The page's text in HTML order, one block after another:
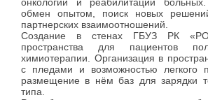
обмен опытом, поиск новых
партнерских взаимоотношений.
Создание в стенах ГБУЗ РК
пространства для пациентов
химиотерапии. Организация в
с пледами и возможностью легкого
размещение в нём баз для зарядки
типа.